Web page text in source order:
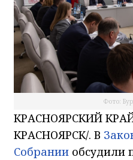
Фото:
КРАСНОЯРСКИЙ
КРАСНОЯРСК/. В
Собрании обсудили